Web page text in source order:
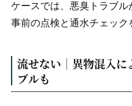
ケースでは、悪臭トラブ
事前の点検と通水チェック
流せない｜異物混入に
ブルも